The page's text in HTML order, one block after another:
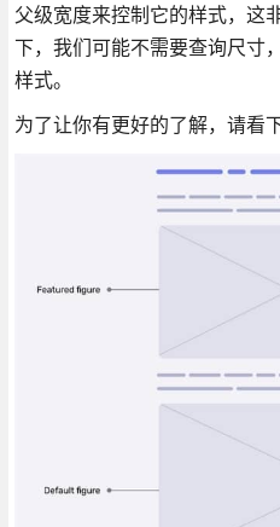
父级宽度来控制它的样式，这
下，我们可能不需要查询尺寸
样式。
为了让你有更好的了解，请看下